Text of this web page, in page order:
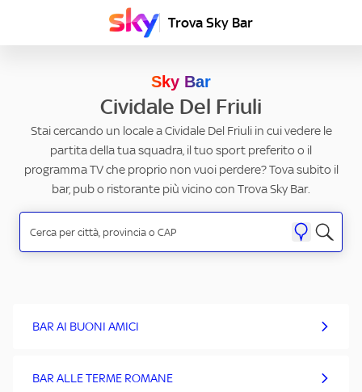
Trova Sky Bar
Sky Bar
Cividale Del Friuli
Stai cercando un locale a Cividale Del Friuli in cui vedere le
partita della tua squadra, il tuo sport preferito o il
programma TV che proprio non vuoi perdere? Tova subito il
bar, pub o ristorante più vicino con Trova Sky Bar.
BAR AI BUONI AMICI
BAR ALLE TERME ROMANE